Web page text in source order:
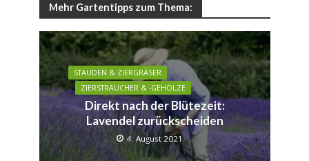
Mehr Gartentipps zum Thema:
STAUDEN & ZIERGRÄSER
ZIERSTRÄUCHER & -GEHÖLZE
Direkt nach der Blütezeit:
Lavendel zurückscheiden
4. August 2021